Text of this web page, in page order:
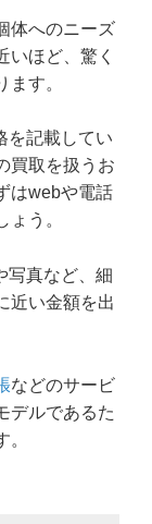
体へのニーズ
いほど、驚く
す。
を記載してい
買取を扱うお
はwebや電話
う。
写真など、細
近い金額を出
などのサービ
デルであるた